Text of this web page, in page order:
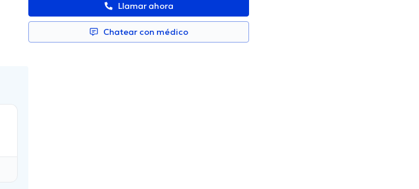
Llamar ahora
Chatear con médico